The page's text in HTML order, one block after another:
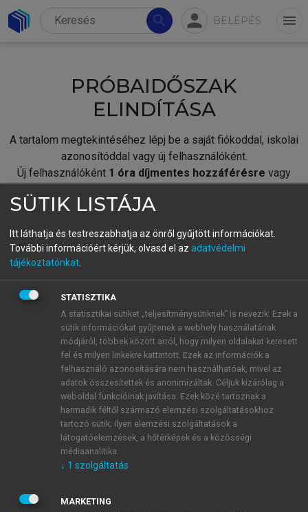
search person BELÉPÉS menu
PRÓBAIDŐSZAK
ELINDÍTÁSA
A tartalom megtekintéséhez lépj be a saját fiókoddal, iskolai
azonosítóddal vagy új felhasználóként.
Új felhasználóként 1 óra díjmentes hozzáférésre vagy
fiókoddal,vagy hozz létre új fiókot.
A regisztráció után apróbaidőszakautomatikusan
BELÉPÉS SAJÁT FIÓKKAL
ÚJ FIÓK LÉTREHOZÁSA
1 óra díjmentes hozzáférés
E-MAIL-CÍM
JELSZÓ
SÜTIK LISTÁJA
Itt láthatja és testreszabhatja az önről gyűjtött információkat.
További információért kérjük, olvasd el az adatvédelmi
tájékoztatónkat
STATISZTIKA
A statisztikai sütiket „teljesítménysütiknek” is nevezik. Ezek a
sütik információkat gyűjtenek a webhely használatának
módjáról, többek között arról, hogy milyen oldalakat keresett
fel és milyen linkekre kattintott. Ezek az információk a
felhasználó azonosítására nem használhatóak, mivel az
adatok összesítettek és anonimizáltak. Céljuk kizárólag a
weboldal funkcióinak javítása. Ezek közé tartoznak a
harmadik féltől származó elemzési szolgáltatásokhoz
tartozó sütik; ilyen elemzési szolgáltatások a
látogatóelemzések, a hőtérképek és a közösségi
médiaanalitika.
↓ 1 szolgáltatás
MARKETING